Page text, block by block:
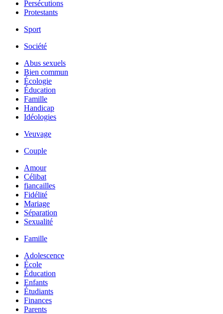
Persécutions
Protestants
Sport
Société
Abus sexuels
Bien commun
Écologie
Éducation
Famille
Handicap
Idéologies
Veuvage
Couple
Amour
Célibat
fiancailles
Fidélité
Mariage
Séparation
Sexualité
Famille
Adolescence
École
Éducation
Enfants
Étudiants
Finances
Parents